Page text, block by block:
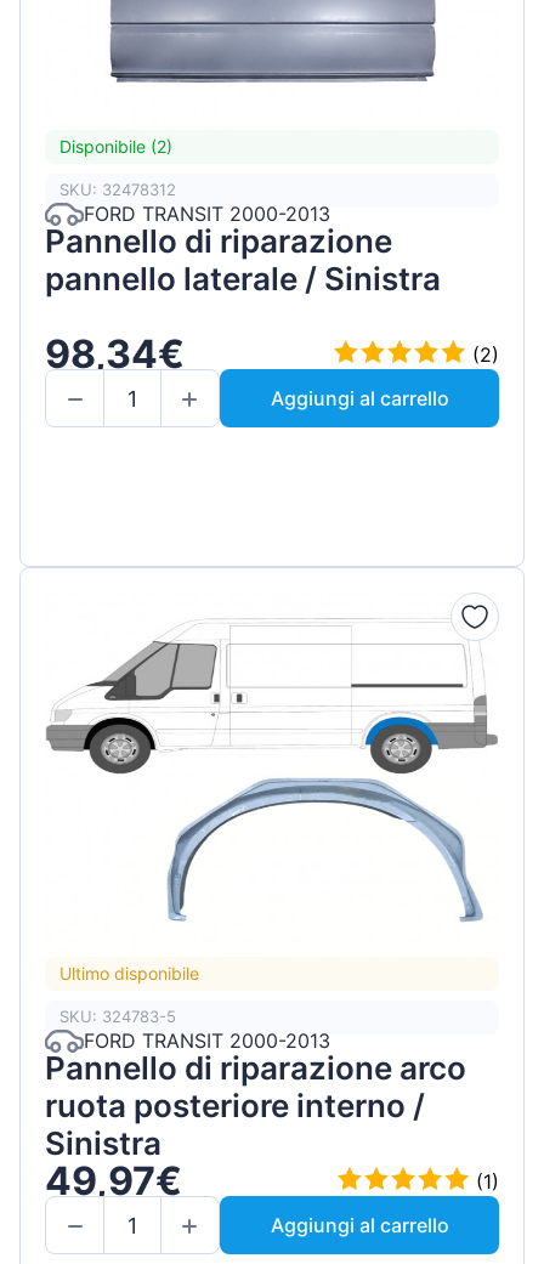
Disponibile (2)
SKU: 32478312
FORD TRANSIT 2000-2013
Pannello di riparazione
pannello laterale / Sinistra
98,34€
(2)
Aggiungi al carrello
Ultimo disponibile
SKU: 324783-5
FORD TRANSIT 2000-2013
Pannello di riparazione arco
ruota posteriore interno /
Sinistra
49,97€
(1)
Aggiungi al carrello